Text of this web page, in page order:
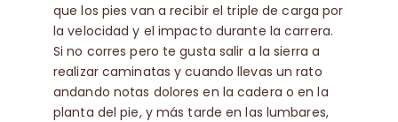
que los pies van a recibir el triple de carga por
la velocidad y el impacto durante la carrera.
Si no corres pero te gusta salir a la sierra a
realizar caminatas y cuando llevas un rato
andando notas dolores en la cadera o en la
planta del pie, y más tarde en las lumbares,